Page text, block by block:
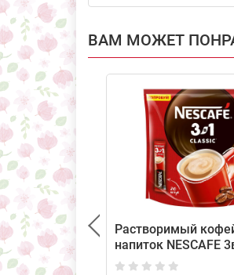
ВАМ МОЖЕТ
Растворимый
напиток NESCAFE
Классик (20 порций